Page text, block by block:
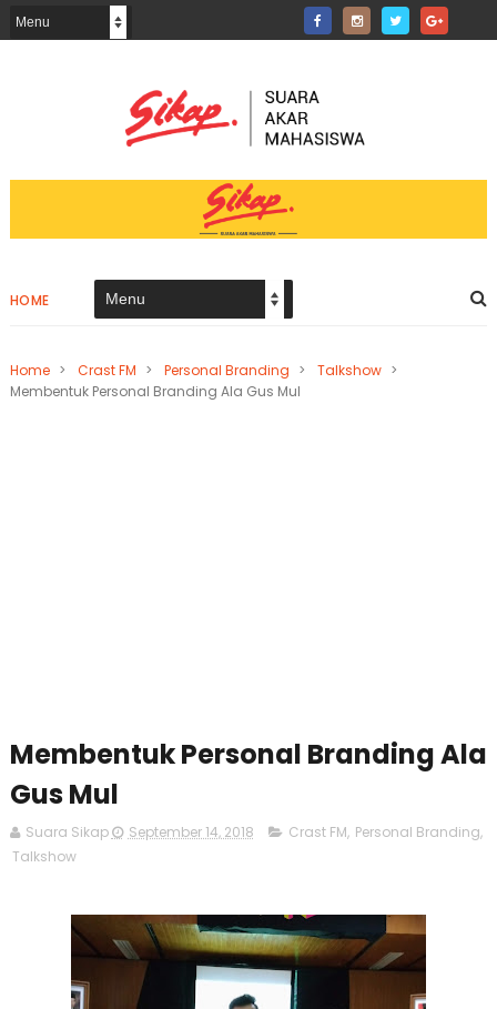
HOME
Home > Crast FM > Personal Branding > Talkshow >
Membentuk Personal Branding Ala Gus Mul
Membentuk Personal Branding Ala
Gus Mul
Suara Sikap September 14, 2018 Crast FM, Personal Branding,
Talkshow